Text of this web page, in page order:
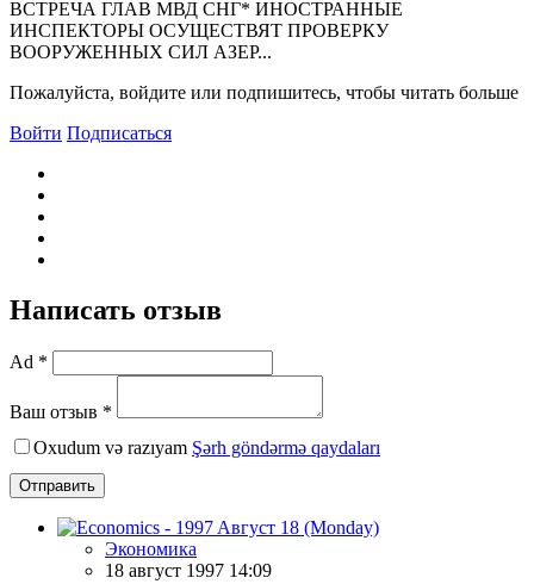
ВСТРЕЧА ГЛАВ МВД СНГ* ИHОСТРАHHЫЕ
ИHСПЕКТОРЫ ОСУЩЕСТВЯТ ПРОВЕРКУ
ВООРУЖЕНHЫХ СИЛ АЗЕР...
Пожалуйста, войдите или подпишитесь, чтобы читать больше
Войти Подписаться
Написать отзыв
Ad *
Ваш отзыв *
Oxudum və razıyam Şərh göndərmə qaydaları
Отправить
Экономика
18 август 1997 14:09